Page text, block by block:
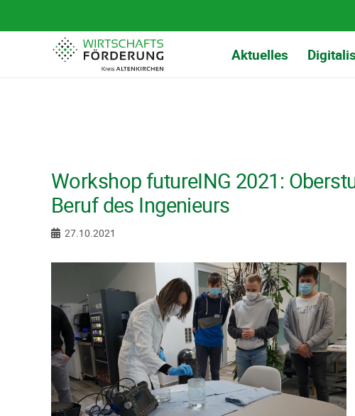
Aktuelles
Workshop futureING 2021:
Beruf des Ingenieurs
27.10.2021